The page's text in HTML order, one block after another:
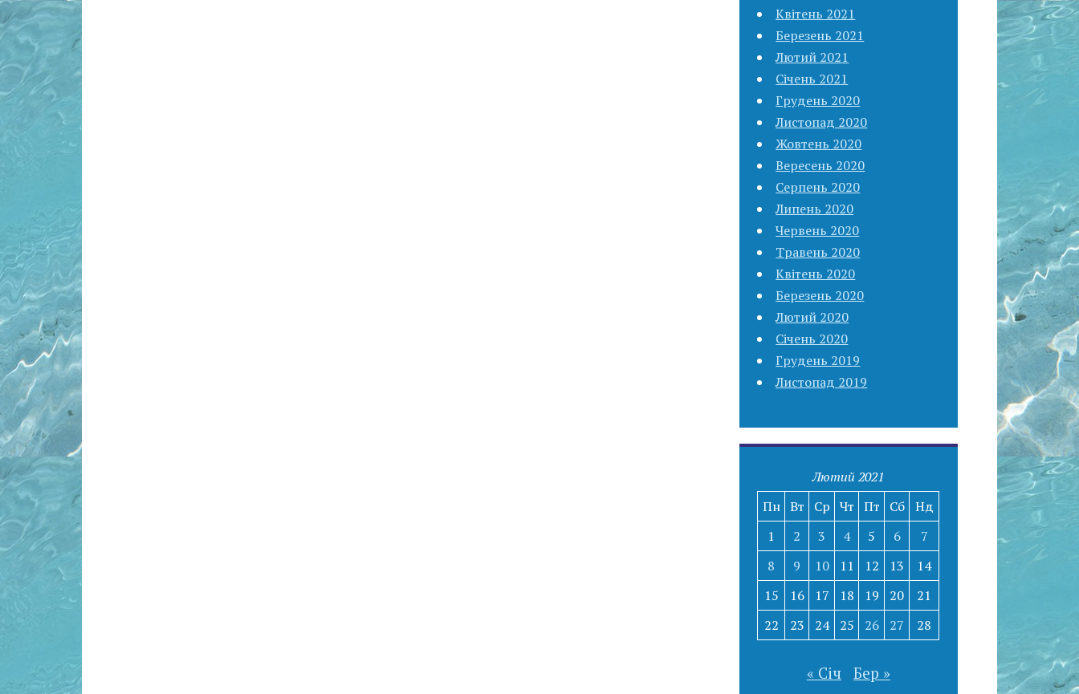
Квітень 2021
Березень 2021
Лютий 2021
Січень 2021
Грудень 2020
Листопад 2020
Жовтень 2020
Вересень 2020
Серпень 2020
Липень 2020
Червень 2020
Травень 2020
Квітень 2020
Березень 2020
Лютий 2020
Січень 2020
Грудень 2019
Листопад 2019
Лютий 2021
Пн Вт Ср Чт Пт Сб Нд
1
2 3 4 5 6
7
8
9 10 11 12 13
14
15
16 17 18 19 20
21
22
23 24 25 26 27 28
« Січ Бер »